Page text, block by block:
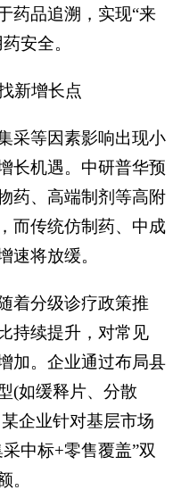
药品追溯，实现“来
安全。
新增长点
采等因素影响出现小
长机遇。中研普华预
药、高端制剂等高附
而传统仿制药、中成
速将放缓。
着分级诊疗政策推
持续提升，对常见
加。企业通过布局县
(如缓释片、分散
企业针对基层市场
中标+零售覆盖”双
。